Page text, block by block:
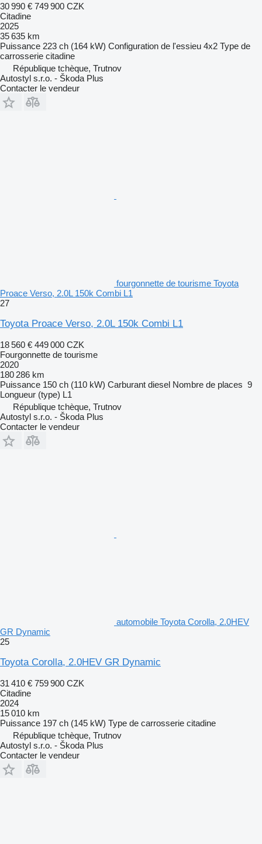
30 990 € 749 900 CZK
Citadine
2025
35 635 km
Puissance 223 ch (164 kW) Configuration de l'essieu 4x2 Type de
carrosserie citadine
République tchèque, Trutnov
Autostyl s.r.o. - Škoda Plus
Contacter le vendeur
fourgonnette de tourisme Toyota
Proace Verso, 2.0L 150k Combi L1
27
Toyota Proace Verso, 2.0L 150k Combi L1
18 560 € 449 000 CZK
Fourgonnette de tourisme
2020
180 286 km
Puissance 150 ch (110 kW) Carburant diesel Nombre de places 9
Longueur (type) L1
République tchèque, Trutnov
Autostyl s.r.o. - Škoda Plus
Contacter le vendeur
automobile Toyota Corolla, 2.0HEV
GR Dynamic
25
Toyota Corolla, 2.0HEV GR Dynamic
31 410 € 759 900 CZK
Citadine
2024
15 010 km
Puissance 197 ch (145 kW) Type de carrosserie citadine
République tchèque, Trutnov
Autostyl s.r.o. - Škoda Plus
Contacter le vendeur